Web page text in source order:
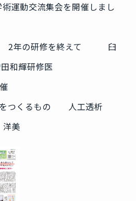
運動交流集会を開催しまし
2年の研修を終えて 臼
和輝研修医
つくるもの 人工透析
美